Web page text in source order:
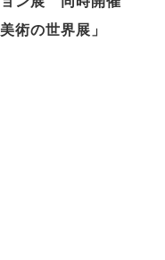
術の世界展」